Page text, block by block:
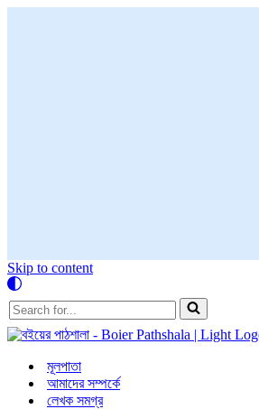
Skip to content
Search
for...
মূলপাতা
আমাদের সম্পর্কে
লেখক সমগ্র